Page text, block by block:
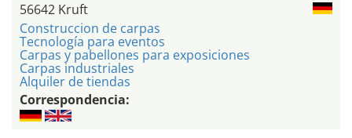
56642 Kruft
Construccion de carpas
Tecnología para eventos
Carpas y pabellones para exposiciones
Carpas industriales
Alquiler de tiendas
Correspondencia: